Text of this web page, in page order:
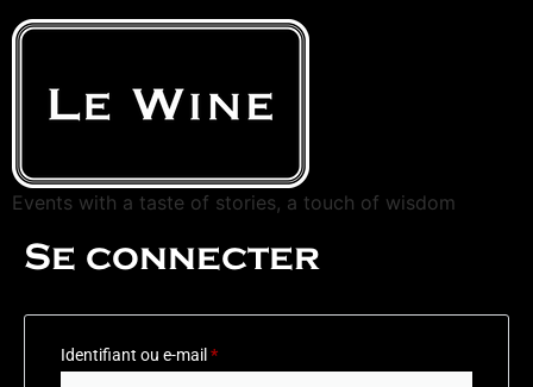
Events with a taste of stories, a touch of wisdom
Se connecter
Identifiant ou e-mail *